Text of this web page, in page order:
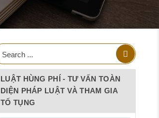
LUẬT HÙNG PHÍ - TƯ VẤN TOÀN
DIỆN PHÁP LUẬT VÀ THAM GIA
TỐ TỤNG